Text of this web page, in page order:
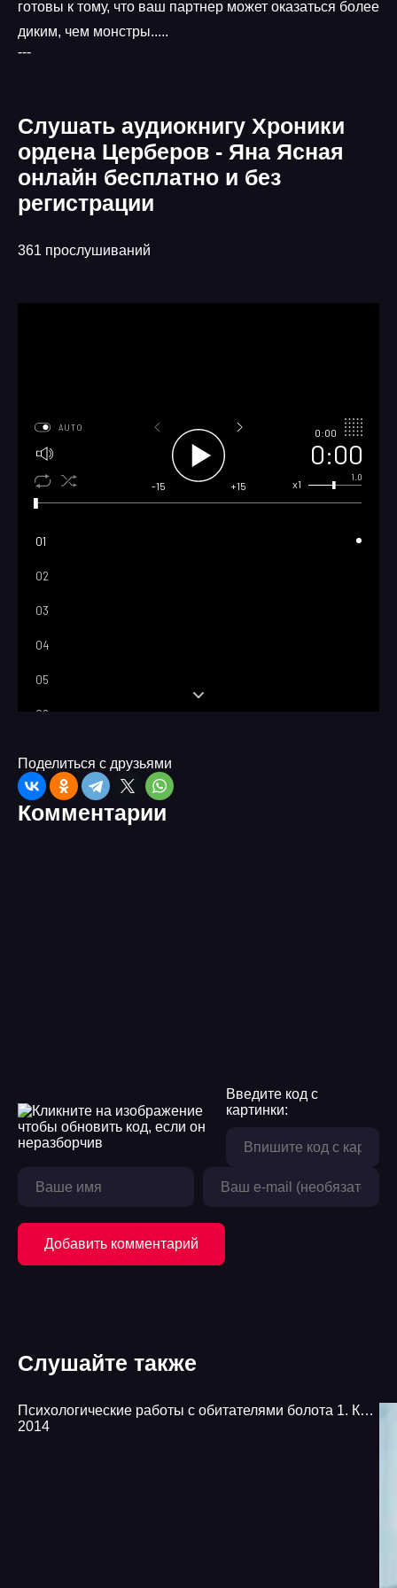
готовы к тому, что ваш партнер может оказаться более
диким, чем монстры.....
---
Слушать аудиокнигу Хроники
ордена Церберов - Яна Ясная
онлайн бесплатно и без
регистрации
361 прослушиваний
0:00
0:00
1.0
x1
-15 +15
AUTO
01
02
03
04
05
06
08
09
18
Поделиться с друзьями
Комментарии
Введите код с
картинки:
Добавить комментарий
Слушайте также
Психологические работы с обитателями болота 1. Курсовая работа по обитателям болота - Александра Черчень
2014